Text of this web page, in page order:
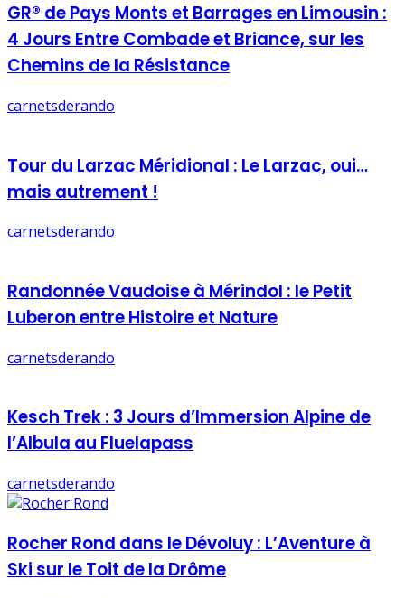
GR® de Pays Monts et Barrages en Limousin :
4 Jours Entre Combade et Briance, sur les
Chemins de la Résistance
carnetsderando
Tour du Larzac Méridional : Le Larzac, oui…
mais autrement !
carnetsderando
Randonnée Vaudoise à Mérindol : le Petit
Luberon entre Histoire et Nature
carnetsderando
Kesch Trek : 3 Jours d’Immersion Alpine de
l’Albula au Fluelapass
carnetsderando
Rocher Rond dans le Dévoluy : L’Aventure à
Ski sur le Toit de la Drôme